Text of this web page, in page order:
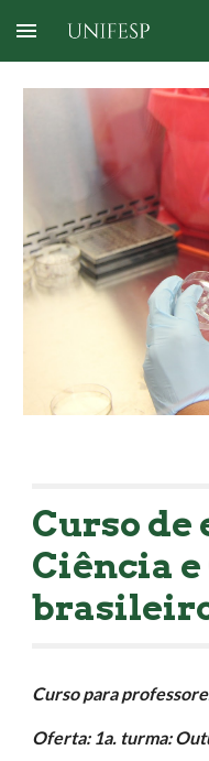
Skip to main content
Curso de
Ciência
Curso para
Oferta: 1a. turma: